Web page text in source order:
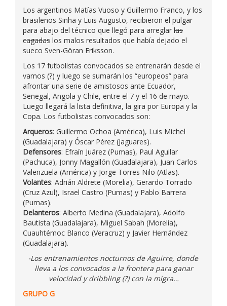
Los argentinos Matías Vuoso y Guillermo Franco, y los
brasileños Sinha y Luis Augusto, recibieron el pulgar
para abajo del técnico que llegó para arreglar las
cagadas los malos resultados que había dejado el
sueco Sven-Göran Eriksson.
Los 17 futbolistas convocados se entrenarán desde el
vamos (?) y luego se sumarán los “europeos” para
afrontar una serie de amistosos ante Ecuador,
Senegal, Angola y Chile, entre el 7 y el 16 de mayo.
Luego llegará la lista definitiva, la gira por Europa y la
Copa. Los futbolistas convocados son:
Arqueros: Guillermo Ochoa (América), Luis Michel
(Guadalajara) y Óscar Pérez (Jaguares).
Defensores: Efraín Juárez (Pumas), Paul Aguilar
(Pachuca), Jonny Magallón (Guadalajara), Juan Carlos
Valenzuela (América) y Jorge Torres Nilo (Atlas).
Volantes: Adrián Aldrete (Morelia), Gerardo Torrado
(Cruz Azul), Israel Castro (Pumas) y Pablo Barrera
(Pumas).
Delanteros: Alberto Medina (Guadalajara), Adolfo
Bautista (Guadalajara), Miguel Sabah (Morelia),
Cuauhtémoc Blanco (Veracruz) y Javier Hernández
(Guadalajara).
Los entrenamientos nocturnos de Aguirre, donde
lleva a los convocados a la frontera para ganar
velocidad y dribbling (?) con la migra…
GRUPO G